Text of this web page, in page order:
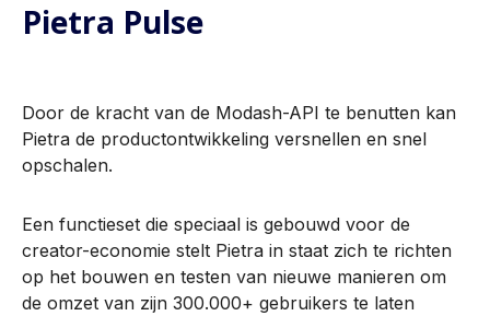
Pietra Pulse
Door de kracht van de Modash-API te benutten kan
Pietra de productontwikkeling versnellen en snel
opschalen.
Een functieset die speciaal is gebouwd voor de
creator-economie stelt Pietra in staat zich te richten
op het bouwen en testen van nieuwe manieren om
de omzet van zijn 300.000+ gebruikers te laten